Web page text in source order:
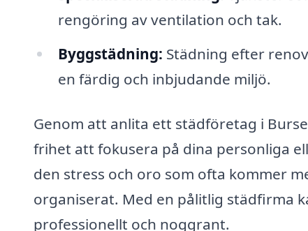
rengöring av ventilation och tak.
Byggstädning: Städning efter
en färdig och inbjudande miljö.
Genom att anlita ett städföretag i
frihet att fokusera på dina personliga
den stress och oro som ofta kommer
organiserat. Med en pålitlig städfirma
professionellt och noggrant.